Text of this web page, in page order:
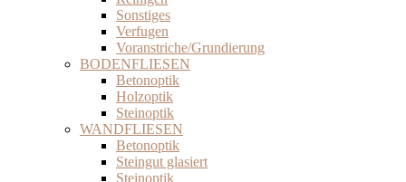
Sonstiges
Verfugen
Voranstriche/Grundierung
BODENFLIESEN
Betonoptik
Holzoptik
Steinoptik
WANDFLIESEN
Betonoptik
Steingut glasiert
Steinoptik